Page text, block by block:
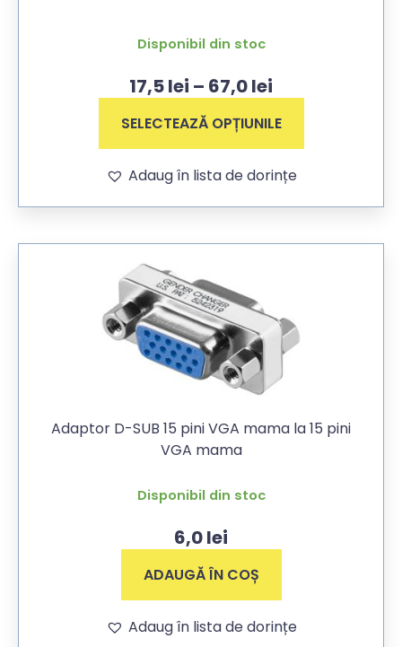
Disponibil din stoc
17,5lei – 67,0lei
SELECTEAZĂ OPȚIUNILE
Adaug în lista de dorințe
Adaptor D-SUB 15 pini VGA mama la 15 pini
VGA mama
Disponibil din stoc
6,0lei
ADAUGĂ ÎN COȘ
Adaug în lista de dorințe